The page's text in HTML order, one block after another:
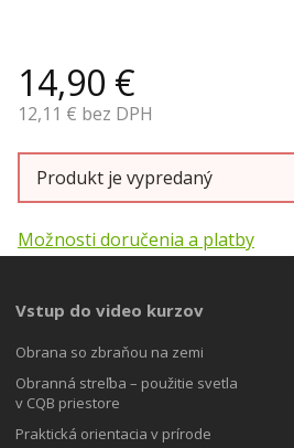
14,90 €
12,11 € bez DPH
Produkt je vypredaný
Možnosti doručenia a platby
Vstup do video kurzov
Obrana so zbraňou na zemi
Obranná streľba – použitie svetla
v CQB priestore
Praktická orientacia v prírode